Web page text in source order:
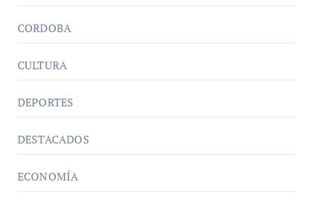
CORDOBA
CULTURA
DEPORTES
DESTACADOS
ECONOMÍA